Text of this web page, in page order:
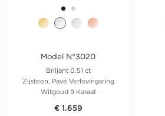
Model N°3020
Briljant 0.51 ct
Zijsteen, Pavé Verlovingsring
Witgoud 9 Karaat
€ 1.659